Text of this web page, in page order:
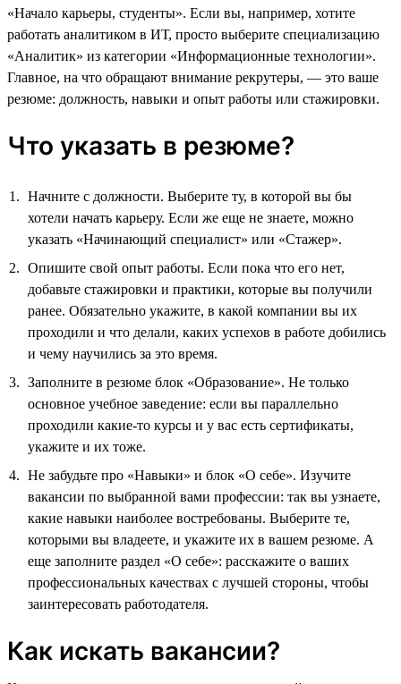
«Начало карьеры, студенты». Если вы, например, хотите
работать аналитиком в ИТ, просто выберите специализацию
«Аналитик» из категории «Информационные технологии».
Главное, на что обращают внимание рекрутеры, — это ваше
резюме: должность, навыки и опыт работы или стажировки.
Что указать в резюме?
Начните с должности. Выберите ту, в которой вы бы
хотели начать карьеру. Если же еще не знаете, можно
указать «Начинающий специалист» или «Стажер».
Опишите свой опыт работы. Если пока что его нет,
добавьте стажировки и практики, которые вы получили
ранее. Обязательно укажите, в какой компании вы их
проходили и что делали, каких успехов в работе добились
и чему научились за это время.
Заполните в резюме блок «Образование». Не только
основное учебное заведение: если вы параллельно
проходили какие-то курсы и у вас есть сертификаты,
укажите и их тоже.
Не забудьте про «Навыки» и блок «О себе». Изучите
вакансии по выбранной вами профессии: так вы узнаете,
какие навыки наиболее востребованы. Выберите те,
которыми вы владеете, и укажите их в вашем резюме. А
еще заполните раздел «О себе»: расскажите о ваших
профессиональных качествах с лучшей стороны, чтобы
заинтересовать работодателя.
Как искать вакансии?